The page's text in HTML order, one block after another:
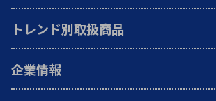
トレンド別取扱商品
企業情報